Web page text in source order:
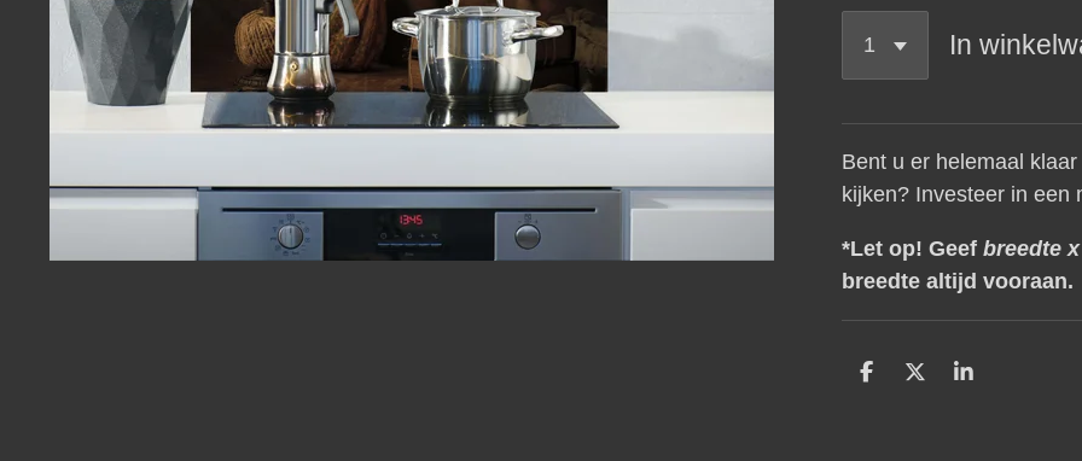
In
Bent u er helemaal
kijken? Investeer in een
*Let op! Geef breedte x
breedte altijd vooraan.
D
D
S